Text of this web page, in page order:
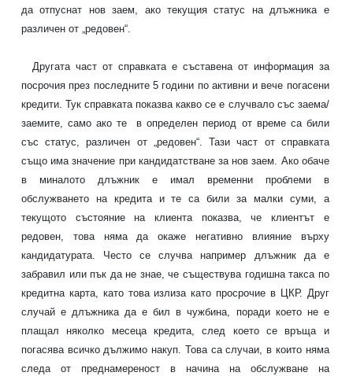
да отпуснат нов заем, ако текущия статус на длъжника е
различен от „редовен“.
Другата част от справката е съставена от информация за
посрочия през последните 5 години по активни и вече погасени
кредити. Тук справката показва какво се е случвало със заема/
заемите, само ако те в определен период от време са били
със статус, различен от „редовен“. Тази част от справката
също има значение при кандидатстване за нов заем. Ако обаче
в миналото длъжник е имал временни проблеми в
обслужването на кредитаи те са били за малки суми, а
текущото състояние на клиента показва, че клиентът е
редовен, това няма да окаже негативно влияние върху
кандидатурата. Често се случва например длъжник да е
забравил или пък да не знае, че съществува годишна такса по
кредитна карта, като това излиза като просрочие в ЦКР. Друг
случай е длъжника да е бил в чужбина, поради което не е
плащал няколко месеца кредита, след което се връща и
погасява всичко дължимо накуп. Това са случаи, в които няма
следа от преднамереност в начина на обслужване на